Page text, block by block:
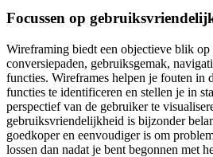
Focussen op
Wireframing biedt een objectieve blik op
conversiepaden, gebruiksgemak,
functies. Wireframes helpen je fouten in
functies te identificeren en stellen je in
perspectief van de gebruiker te
gebruiksvriendelijkheid is bijzonder
goedkoper en eenvoudiger is om
lossen dan nadat je bent begonnen met